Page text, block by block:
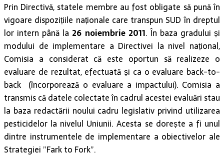
Prin Directivă, statele membre au fost obligate să pună în
vigoare dispozițiile naționale care transpun SUD în dreptul
lor intern până la 26 noiembrie 2011. În baza gradului și
modului de implementare a Directivei la nivel național,
Comisia a considerat că este oportun să realizeze o
evaluare de rezultat, efectuată și ca o evaluare back-to-
back (încorporează o evaluare a impactului). Comisia a
transmis că datele colectate în cadrul acestei evaluări stau
la baza redactării noului cadru legislativ privind utilizarea
pesticidelor la nivelul Uniunii. Acesta se dorește a fi unul
dintre instrumentele de implementare a obiectivelor ale
Strategiei ”Fark to Fork”.